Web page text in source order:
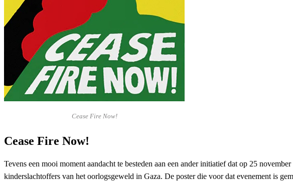
Cease Fire Now!
Cease Fire Now!
Tevens een mooi moment aandacht te besteden aan een ander initiatief dat op 25
kinderslachtoffers van het oorlogsgeweld in Gaza. De poster die voor dat evenement is